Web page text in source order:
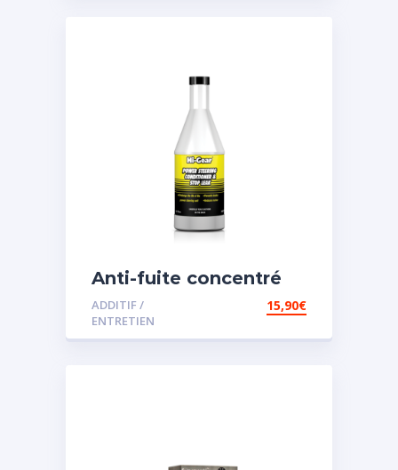
Anti-fuite concentré
pour direction
assistée
ADDITIF /
ENTRETIEN
15,90€